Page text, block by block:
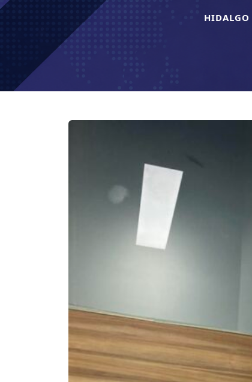
HIDALGO